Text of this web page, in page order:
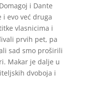
Domagoj i Dante
evo već druga
vlasnicima i
prvih pet, pa
sad smo proširili
Makar je dalje u
dvoboja i